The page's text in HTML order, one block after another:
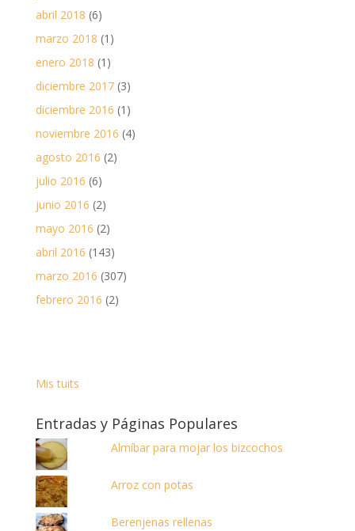
abril 2018 (6)
marzo 2018 (1)
enero 2018 (1)
diciembre 2017(3)
diciembre 2016 (1)
noviembre 2016 (4)
agosto 2016 (2)
julio 2016 (6)
junio 2016 (2)
mayo 2016 (2)
abril 2016 (143)
marzo 2016 (307)
febrero 2016 (2)
Mis tuits
Entradas y Páginas Populares
Almíbar para mojar los bizcochos
Arroz con potas
Berenjenas rellenas